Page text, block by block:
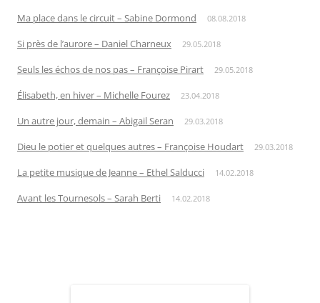
Ma place dans le circuit – Sabine Dormond 08.08.2018
Si près de l’aurore – Daniel Charneux 29.05.2018
Seuls les échos de nos pas – Françoise Pirart 29.05.2018
Élisabeth, en hiver – Michelle Fourez 23.04.2018
Un autre jour, demain – Abigail Seran 29.03.2018
Dieu le potier et quelques autres – Françoise Houdart 29.03.2018
La petite musique de Jeanne – Ethel Salducci 14.02.2018
Avant les Tournesols – Sarah Berti 14.02.2018